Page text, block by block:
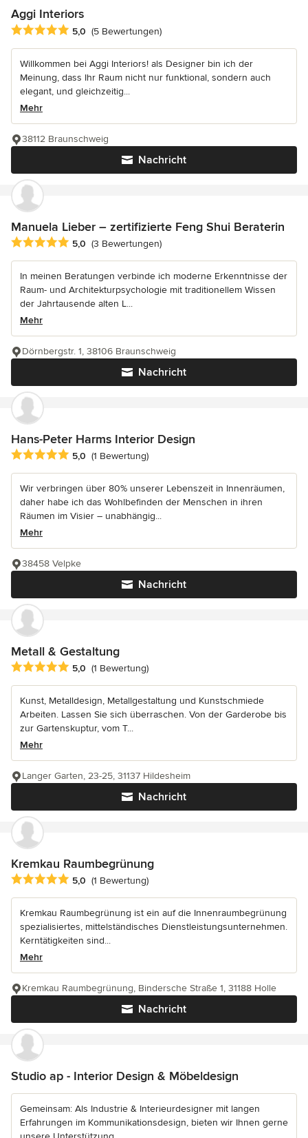
Aggi Interiors
Durchschnittliche Bewertung: 5 von 5 Sternen
5,0 (5 Bewertungen)
Willkommen bei Aggi Interiors! als Designer bin ich der
Meinung, dass Ihr Raum nicht nur funktional, sondern auch
elegant, und gleichzeitig...
Mehr
Nachricht
38112 Braunschweig
Manuela Lieber – zertifizierte Feng Shui Beraterin
Durchschnittliche Bewertung: 5 von 5 Sternen
5,0 (3 Bewertungen)
In meinen Beratungen verbinde ich moderne Erkenntnisse der
Raum- und Architekturpsychologie mit traditionellem Wissen
der Jahrtausende alten L...
Mehr
Nachricht
Dörnbergstr. 1, 38106 Braunschweig
Hans-Peter Harms Interior Design
Durchschnittliche Bewertung: 5 von 5 Sternen
5,0 (1 Bewertung)
Wir verbringen über 80% unserer Lebenszeit in Innenräumen,
daher habe ich das Wohlbefinden der Menschen in ihren
Räumen im Visier – unabhängig...
Mehr
Nachricht
38458 Velpke
Metall & Gestaltung
Durchschnittliche Bewertung: 5 von 5 Sternen
5,0 (1 Bewertung)
Kunst, Metalldesign, Metallgestaltung und Kunstschmiede
Arbeiten. Lassen Sie sich überraschen. Von der Garderobe bis
zur Gartenskuptur, vom T...
Mehr
Nachricht
Langer Garten, 23-25, 31137 Hildesheim
Kremkau Raumbegrünung
Durchschnittliche Bewertung: 5 von 5 Sternen
5,0 (1 Bewertung)
Kremkau Raumbegrünung ist ein auf die Innenraumbegrünung
spezialisiertes, mittelständisches Dienstleistungsunternehmen.
Kerntätigkeiten sind...
Mehr
Nachricht
Kremkau Raumbegrünung, Bindersche Straße 1, 31188 Holle
Studio ap - Interior Design & Möbeldesign
Gemeinsam: Als Industrie & Interieurdesigner mit langen
Erfahrungen im Kommunikationsdesign, bieten wir Ihnen gerne